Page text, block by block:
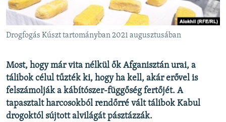
KLÍMAVÁLTOZÁS
A MÚLT TANULSÁGAI
KÖVESSEN MINKET!
Valamennyi RFE/RL weboldal
Drogfogás Kúszt tartományban 2021 augusztusában
Most, hogy már vita nélkül ők Afganisztán urai, a
tálibok célul tűzték ki, hogy ha kell, akár erővel is
felszámolják a kábítószer-függőség fertőjét. A
tapasztalt harcosokból rendőrré vált tálibok Kabul
drogoktól sújtott alvilágát pásztázzák.